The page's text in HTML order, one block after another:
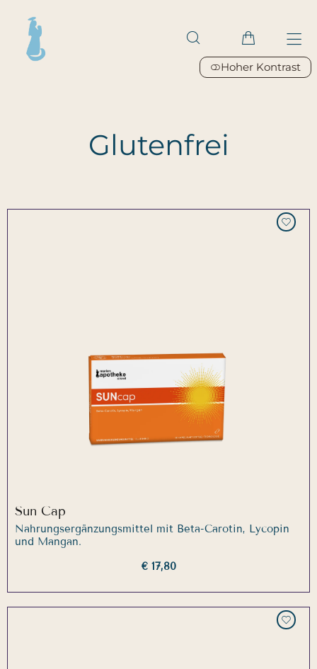
Hoher Kontrast
Glutenfrei
Sun Cap
Nahrungsergänzungsmittel mit Beta-Carotin, Lycopin
und Mangan.
€ 17,80